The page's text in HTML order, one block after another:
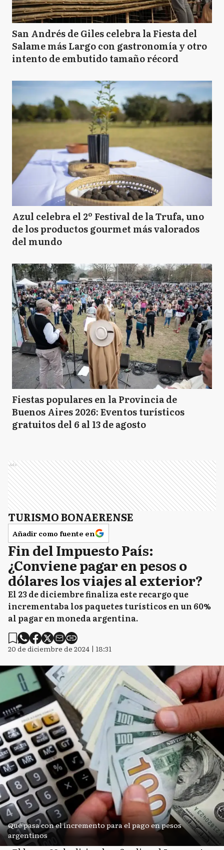
San Andrés de Giles celebra la Fiesta del
Salame más Largo con gastronomía y otro
intento de embutido tamaño récord
Azul celebra el 2º Festival de la Trufa, uno
de los productos gourmet más valorados
del mundo
Fiestas populares en la Provincia de
Buenos Aires 2026: Eventos turísticos
gratuitos del 6 al 13 de agosto
Ads
TURISMO BONAERENSE
Añadir como fuente en
Fin del Impuesto País:
¿Conviene pagar en pesos o
dólares los viajes al exterior?
El 23 de diciembre finaliza este recargo que
incrementaba los paquetes turísticos en un 60%
al pagar en moneda argentina.
20 de diciembre de 2024 | 18:31
Qué pasa con el incremento para el pago en pesos
argentinos